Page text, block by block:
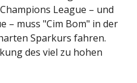
League – und
– muss "Cim Bom" in der
Sparkurs fahren.
des viel zu hohen